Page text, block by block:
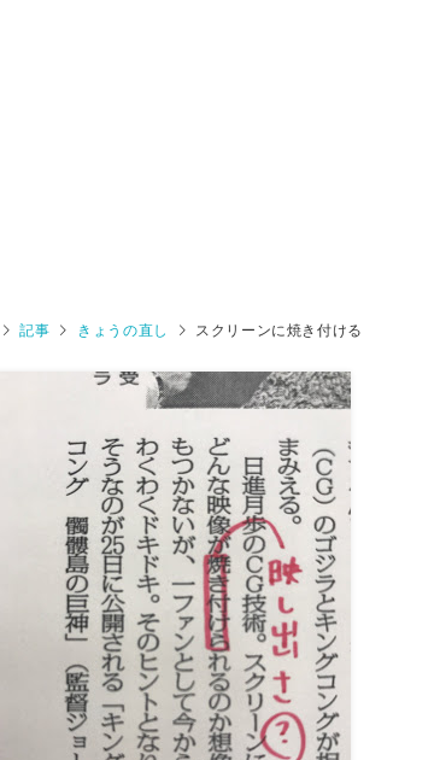
記事 きょうの直し スクリーンに焼き付ける